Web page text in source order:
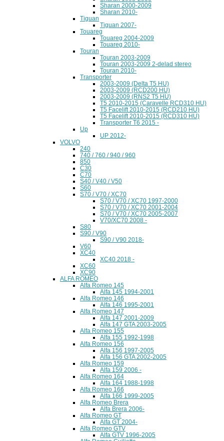
Sharan 2000-2009
Sharan 2010-
Tiguan
Tiguan 2007-
Touareg
Touareg 2004-2009
Touareg 2010-
Touran
Touran 2003-2009
Touran 2003-2009 2-delad stereo
Touran 2010-
Transporter
2003-2009 (Delta T5 HU)
2003-2009 (RCD200 HU)
2003-2009 (RNS2 T5 HU)
T5 2010-2015 (Caravelle RCD310 HU)
T5 Facelift 2010-2015 (RCD210 HU)
T5 Facelift 2010-2015 (RCD310 HU)
Transporter T6 2015 -
Up
UP 2012-
VOLVO
240
740 / 760 / 940 / 960
850
C30
C70
S40 / V40 / V50
S60
S70 / V70 / XC70
S70 / V70 / XC70 1997-2000
S70 / V70 / XC70 2001-2004
S70 / V70 / XC70 2005-2007
V70/XC70 2008 -
S80
S90 / V90
S90 / V90 2018-
V60
XC40
XC40 2018 -
XC60
XC90
ALFA ROMEO
Alfa Romeo 145
Alfa 145 1994-2001
Alfa Romeo 146
Alfa 146 1995-2001
Alfa Romeo 147
Alfa 147 2001-2009
Alfa 147 GTA 2003-2005
Alfa Romeo 155
Alfa 155 1992-1998
Alfa Romeo 156
Alfa 156 1997-2005
Alfa 156 GTA 2002-2005
Alfa Romeo 159
Alfa 159 2006 -
Alfa Romeo 164
Alfa 164 1988-1998
Alfa Romeo 166
Alfa 166 1999-2005
Alfa Romeo Brera
Alfa Brera 2006-
Alfa Romeo GT
Alfa GT 2004-
Alfa Romeo GTV
Alfa GTV 1996-2005